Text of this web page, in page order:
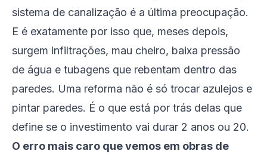
sistema de canalização é a última preocupação.
E é exatamente por isso que, meses depois,
surgem infiltrações, mau cheiro, baixa pressão
de água e tubagens que rebentam dentro das
paredes. Uma reforma não é só trocar azulejos e
pintar paredes. É o que está por trás delas que
define se o investimento vai durar 2 anos ou 20.
O erro mais caro que vemos em obras de